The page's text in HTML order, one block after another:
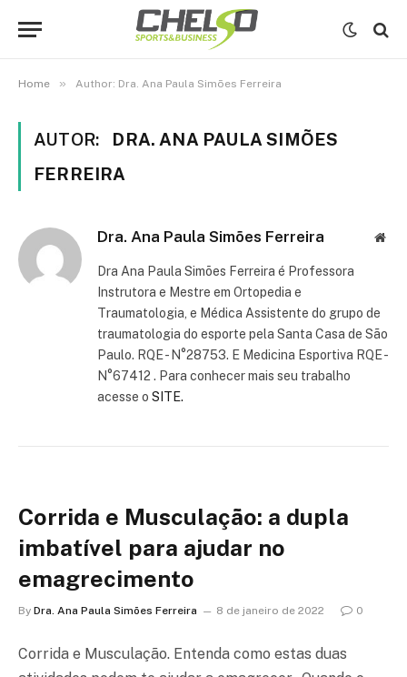
Home » Author: Dra. Ana Paula Simões Ferreira
AUTOR:
DRA. ANA PAULA SIMÕES
FERREIRA
Dra. Ana Paula Simões Ferreira
Dra Ana Paula Simões Ferreira é Professora
Instrutora e Mestre em Ortopedia e
Traumatologia, e Médica Assistente do grupo de
traumatologia do esporte pela Santa Casa de São
Paulo. RQE - N°28753. E Medicina Esportiva RQE -
N°67412 . Para conhecer mais seu trabalho
acesse o SITE.
Corrida e Musculação: a dupla
imbatível para ajudar no
emagrecimento
By Dra. Ana Paula Simões Ferreira 8 de janeiro de 2022 0
Corrida e Musculação. Entenda como estas duas